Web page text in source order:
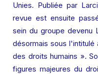
Unies. Publiée par
revue est ensuite
sein du groupe devenu
désormais sous l'intitulé
des droits humains ».
figures majeures du